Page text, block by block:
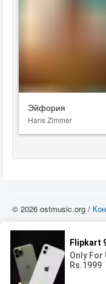
Эйфория
Hans Zimmer
© 2026 ostmusic.org /
можете использовать такие
использование
вы должны приобрести